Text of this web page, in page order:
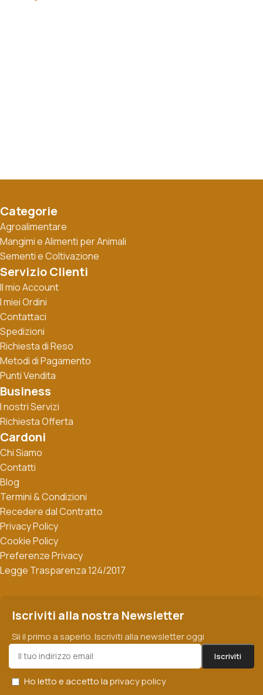
Categorie
Agroalimentare
Mangimi e Alimenti per Animali
Sementi e Coltivazione
Servizio Clienti
Il mio Account
I miei Ordini
Contattaci
Spedizioni
Richiesta di Reso
Metodi di Pagamento
Punti Vendita
Business
I nostri Servizi
Richiesta Offerta
Cardoni
Chi Siamo
Contatti
Blog
Termini & Condizioni
Recedere dal Contratto
Privacy Policy
Cookie Policy
Preferenze Privacy
Legge Trasparenza 124/2017
Iscriviti alla nostra Newsletter
Sii il primo a saperlo. Iscriviti alla newsletter oggi
Ho letto e accetto laprivacy policy